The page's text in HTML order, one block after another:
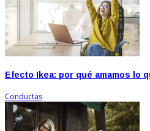
Efecto Ikea: por qué amamos lo
Conductas